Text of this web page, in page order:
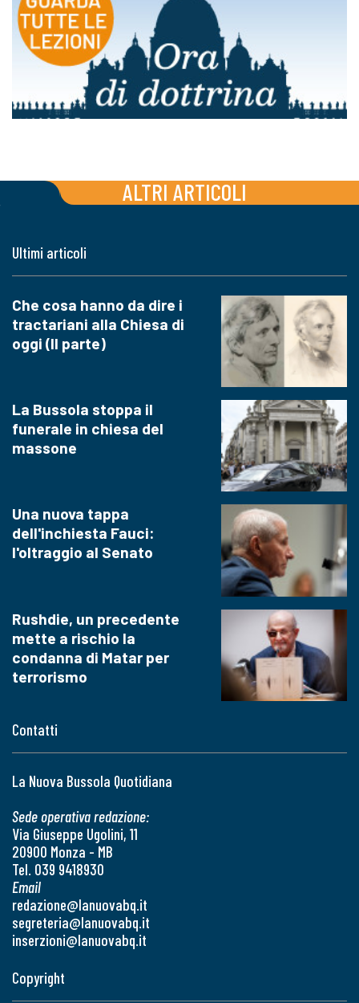
ALTRI ARTICOLI
Contatti
La Nuova Bussola Quotidiana
Sede operativa redazione:
Via Giuseppe Ugolini, 11
20900 Monza - MB
Tel. 039 9418930
Email
redazione@lanuovabq.it
segreteria@lanuovabq.it
inserzioni@lanuovabq.it
Ultimi articoli
Che cosa hanno da dire i
tractariani alla Chiesa di
oggi (II parte)
La Bussola stoppa il
funerale in chiesa del
massone
Una nuova tappa
dell'inchiesta Fauci:
l'oltraggio al Senato
Rushdie, un precedente
mette a rischio la
condanna di Matar per
terrorismo
Copyright